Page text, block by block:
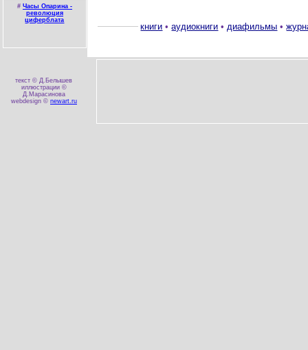
# Часы Опарина -
революция
циферблата
книги •аудиокниги •диафильмы •
текст © Д.Белышев
иллюстрации ©
Д.Марасинова
webdesign © newart.ru